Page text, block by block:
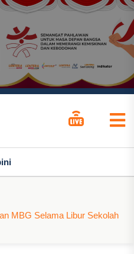
MBG Selama Libur Sekolah